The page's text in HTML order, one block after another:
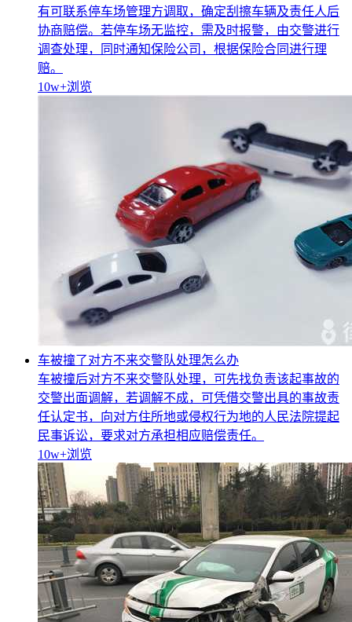
有可联系停车场管理方调取，确定刮擦车辆及责任人后
协商赔偿。若停车场无监控，需及时报警，由交警进行
调查处理，同时通知保险公司，根据保险合同进行理
赔。
10w+浏览
车被撞了对方不来交警队处理怎么办
车被撞后对方不来交警队处理，可先找负责该起事故的
交警出面调解，若调解不成，可凭借交警出具的事故责
任认定书，向对方住所地或侵权行为地的人民法院提起
民事诉讼，要求对方承担相应赔偿责任。
10w+浏览